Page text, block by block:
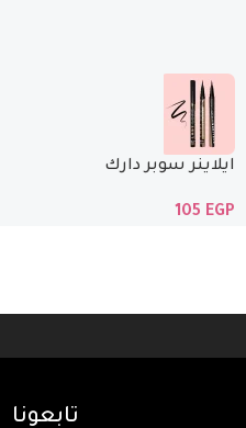
ايلاينر سوبر دارك
105 EGP
تابعونا